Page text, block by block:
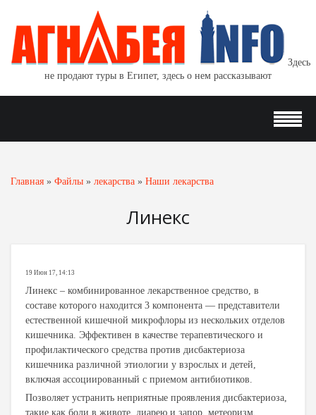
Здесь
не продают туры в Египет, здесь о нем рассказывают
Главная » Файлы » лекарства » Наши лекарства
Линекс
19 Июн 17, 14:13
Линекс – комбинированное лекарственное средство, в
составе которого находится 3 компонента — представители
естественной кишечной микрофлоры из нескольких отделов
кишечника. Эффективен в качестве терапевтического и
профилактического средства против дисбактериоза
кишечника различной этиологии у взрослых и детей,
включая ассоциированный с приемом антибиотиков.
Позволяет устранить неприятные проявления дисбактериоза,
такие как боли в животе, диарею и запор, метеоризм,